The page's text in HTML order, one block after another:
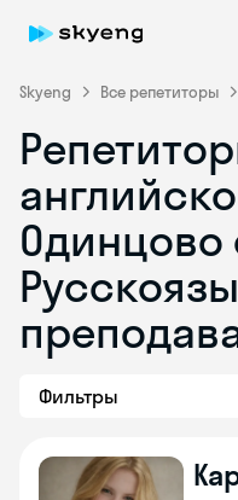
Skyeng Все репетиторы
Одинцово
Фильтры
online